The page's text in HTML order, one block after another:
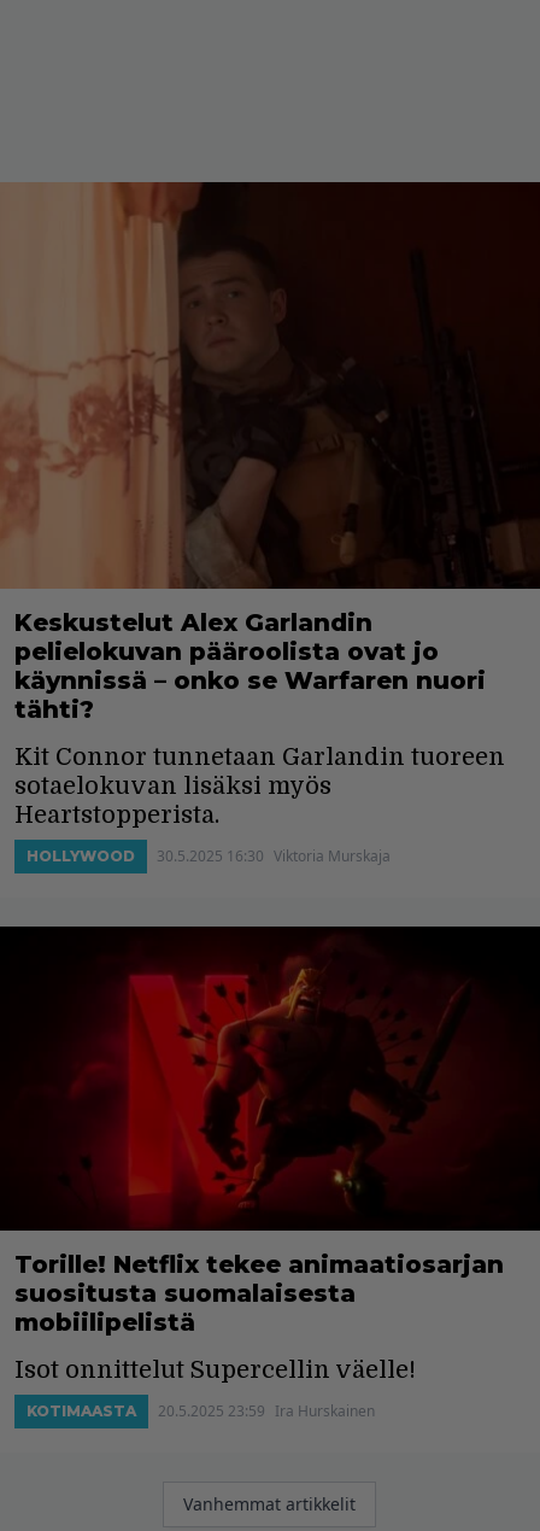
Keskustelut Alex Garlandin
pelielokuvan pääroolista ovat jo
käynnissä – onko se Warfaren nuori
tähti?
Kit Connor tunnetaan Garlandin tuoreen
sotaelokuvan lisäksi myös
Heartstopperista.
HOLLYWOOD 30.5.2025 16:30 Viktoria Murskaja
Torille! Netflix tekee animaatiosarjan
suositusta suomalaisesta
mobiilipelistä
Isot onnittelut Supercellin väelle!
KOTIMAASTA 20.5.2025 23:59 Ira Hurskainen
Artikkelien
Vanhemmat artikkelit